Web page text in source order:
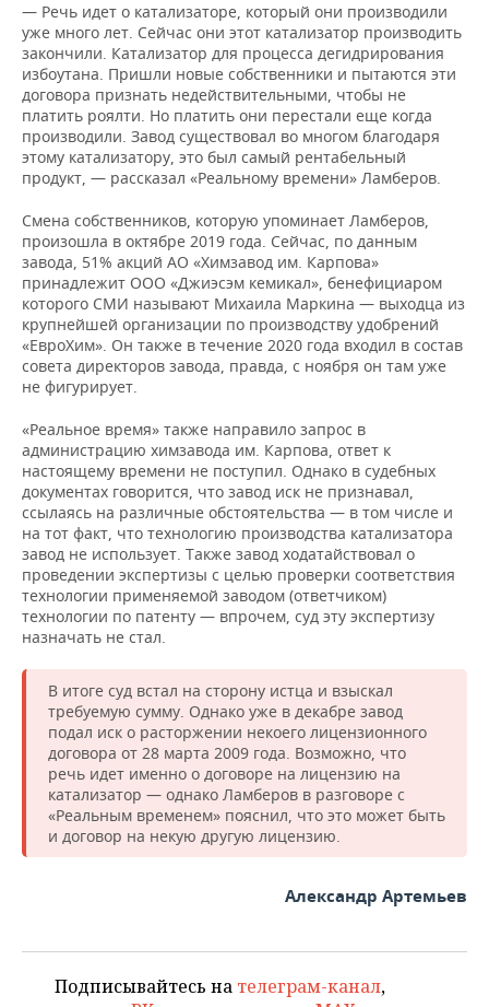
— Речь идет о катализаторе, который они производили
уже много лет. Сейчас они этот катализатор производить
закончили. Катализатор для процесса дегидрирования
избоутана. Пришли новые собственники и пытаются эти
договора признать недействительными, чтобы не
платить роялти. Но платить они перестали еще когда
производили. Завод существовал во многом благодаря
этому катализатору, это был самый рентабельный
продукт, — рассказал «Реальному времени» Ламберов.
Смена собственников, которую упоминает Ламберов,
произошла в октябре 2019 года. Сейчас, по данным
завода, 51% акций АО «Химзавод им. Карпова»
принадлежит ООО «Джиэсэм кемикал», бенефициаром
которого СМИ называют Михаила Маркина — выходца из
крупнейшей организации по производству удобрений
«ЕвроХим». Он также в течение 2020 года входил в состав
совета директоров завода, правда, с ноября он там уже
не фигурирует.
«Реальное время» также направило запрос в
администрацию химзавода им. Карпова, ответ к
настоящему времени не поступил. Однако в судебных
документах говорится, что завод иск не признавал,
ссылаясь на различные обстоятельства — в том числе и
на тот факт, что технологию производства катализатора
завод не использует. Также завод ходатайствовал о
проведении экспертизы с целью проверки соответствия
технологии применяемой заводом (ответчиком)
технологии по патенту — впрочем, суд эту экспертизу
назначать не стал.
В итоге суд встал на сторону истца и взыскал
требуемую сумму. Однако уже в декабре завод
подал иск о расторжении некоего лицензионного
договора от 28 марта 2009 года. Возможно, что
речь идет именно о договоре на лицензию на
катализатор — однако Ламберов в разговоре с
«Реальным временем» пояснил, что это может быть
и договор на некую другую лицензию.
Александр Артемьев
Подписывайтесь на телеграм-канал,